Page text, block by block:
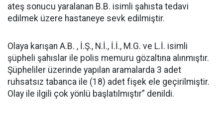
ateş sonucu yaralanan B.B. isimli şahısta tedavi
edilmek üzere hastaneye sevk edilmiştir.
Olaya karışan A.B. , İ.Ş., N.İ., İ.İ., M.G. ve L.İ. isimli
şüpheli şahıslar ile polis memuru gözaltına alınmıştır.
Şüpheliler üzerinde yapılan aramalarda 3 adet
ruhsatsız tabanca ile (18) adet fişek ele geçirilmiştir.
Olay ile ilgili çok yönlü başlatılmıştır” denildi.